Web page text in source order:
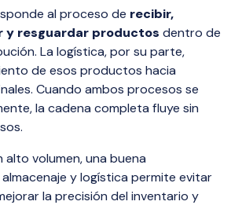
al proceso de recibir,
y resguardar productos dentro de
La logística, por su parte,
de esos productos hacia
Cuando ambos procesos se
la cadena completa fluye sin
volumen, una buena
y logística permite evitar
la precisión del inventario y